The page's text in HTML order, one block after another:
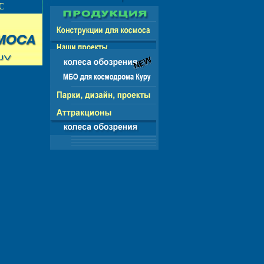
- ЕВРОПА - АМЕРИКА - АЗИЯ - АФРИКА